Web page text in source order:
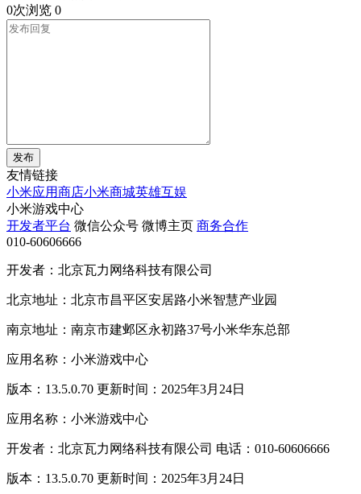
0次浏览 0
发布
友情链接
小米应用商店小米商城英雄互娱
小米游戏中心
开发者平台 微信公众号 微博主页 商务合作
010-60606666
开发者：北京瓦力网络科技有限公司
北京地址：北京市昌平区安居路小米智慧产业园
南京地址：南京市建邺区永初路37号小米华东总部
应用名称：小米游戏中心
版本：13.5.0.70 更新时间：2025年3月24日
应用名称：小米游戏中心
开发者：北京瓦力网络科技有限公司 电话：010-60606666
版本：13.5.0.70 更新时间：2025年3月24日